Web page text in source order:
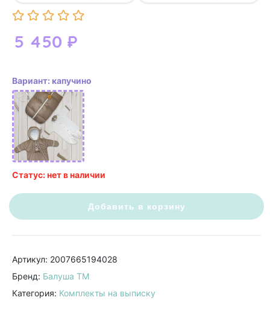
5 450 ₽
Вариант: капучино
Статус: нет в наличии
Добавить в корзину
Артикул: 2007665194028
Бренд: Балуша ТМ
Категория: Комплекты на выписку